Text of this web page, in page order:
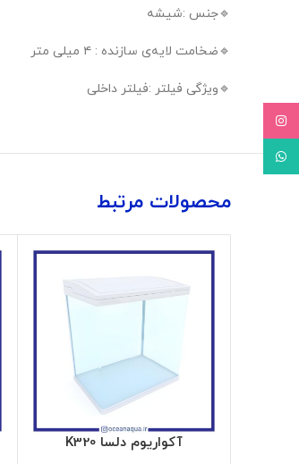
🔹️جنس :شیشه
🔹️ضخامت لایه‌ی سازنده : ۴ میلی متر
🔹️ویژگی فیلتر :فیلتر داخلی
محصولات مرتبط
آکواریوم دلسا K320
WhatsApp